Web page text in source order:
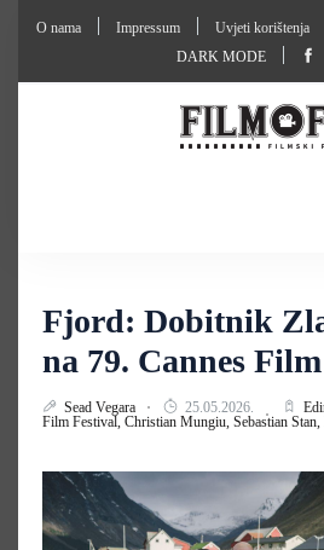
O nama Impressum Uvjeti korištenja
DARK MODE
Fjord: Dobitnik
na 79. Cannes
Sead Vegara 25.05.2026.
Film Festival, Christian Mungiu, Sebastian Stan,